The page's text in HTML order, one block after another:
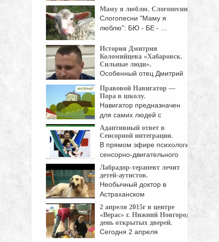
благотворительного фонда
"Повышенная ...
Маму я люблю. Слогопесни.
Слогопесни "Маму я
люблю": БЮ - БЕ - ...
История Дмитрия
Коломийцева «Хабаровск.
Сильные люди».
Особенный отец Дмитрий
...
Правовой Навигатор —
Пора в школу.
Навигатор предназначен
для самих людей с
инвалидностью, ...
Адаптивный ответ в
Сенсорной интеграции.
В прямом эфире психологи
сенсорно-двигательного
зала "Шалтай-Болтай", ...
Лабрадор-терапевт лечит
детей-аутистов.
Необычный доктор в
Астраханском
реабилитационном центре
выполняет ...
2 апреля 2015г в центре
«Верас» г. Нижний Новгород
день открытых дверей.
Сегодня 2 апреля